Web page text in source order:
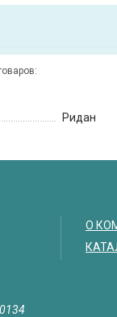
Ридан
О